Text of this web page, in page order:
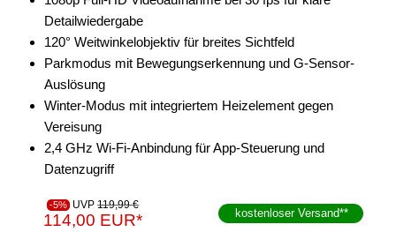
Detailwiedergabe
120° Weitwinkelobjektiv für breites Sichtfeld
Parkmodus mit Bewegungserkennung und G-Sensor-
Auslösung
Winter-Modus mit integriertem Heizelement gegen
Vereisung
2,4 GHz Wi-Fi-Anbindung für App-Steuerung und
Datenzugriff
-5% UVP 119,99 €
114,00 EUR* kostenloser Versand**